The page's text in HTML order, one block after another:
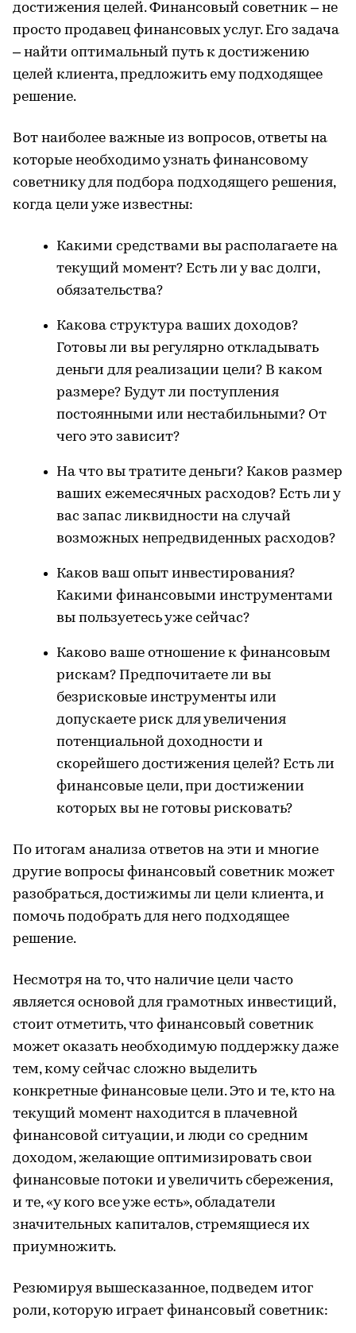
достижения целей. Финансовый советник – не
просто продавец финансовых услуг. Его задача
– найти оптимальный путь к достижению
целей клиента, предложить ему подходящее
решение.
Вот наиболее важные из вопросов, ответы на
которые необходимо узнать финансовому
советнику для подбора подходящего решения,
когда цели уже известны:
Какими средствами вы располагаете на
текущий момент? Есть ли у вас долги,
обязательства?
Какова структура ваших доходов?
Готовы ли вы регулярно откладывать
деньги для реализации цели? В каком
размере? Будут ли поступления
постоянными или нестабильными? От
чего это зависит?
На что вы тратите деньги? Каков размер
ваших ежемесячных расходов? Есть ли у
вас запас ликвидности на случай
возможных непредвиденных расходов?
Каков ваш опыт инвестирования?
Какими финансовыми инструментами
вы пользуетесь уже сейчас?
Каково ваше отношение к финансовым
рискам? Предпочитаете ли вы
безрисковые инструменты или
допускаете риск для увеличения
потенциальной доходности и
скорейшего достижения целей? Есть ли
финансовые цели, при достижении
которых вы не готовы рисковать?
По итогам анализа ответов на эти и многие
другие вопросы финансовый советник может
разобраться, достижимы ли цели клиента, и
помочь подобрать для него подходящее
решение.
Несмотря на то, что наличие цели часто
является основой для грамотных инвестиций,
стоит отметить, что финансовый советник
может оказать необходимую поддержку даже
тем, кому сейчас сложно выделить
конкретные финансовые цели. Это и те, кто на
текущий момент находится в плачевной
финансовой ситуации, и люди со средним
доходом, желающие оптимизировать свои
финансовые потоки и увеличить сбережения,
и те, «у кого все уже есть», обладатели
значительных капиталов, стремящиеся их
приумножить.
Резюмируя вышесказанное, подведем итог
роли, которую играет финансовый советник: